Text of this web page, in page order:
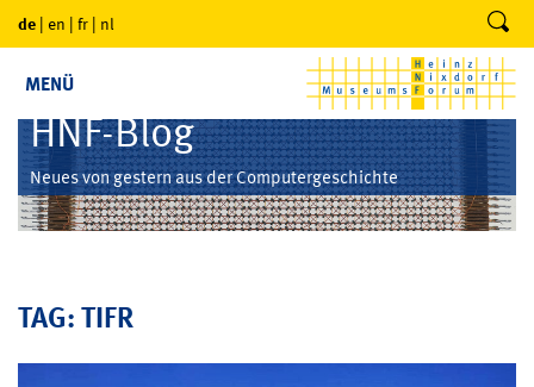
de | en | fr | nl
MENÜ
HNF-Blog
Neues von gestern aus der Computergeschichte
TAG: TIFR